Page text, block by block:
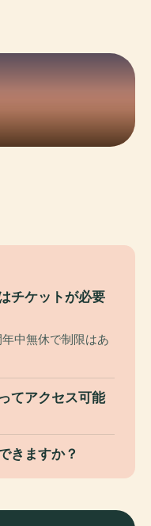
チケットが必要
中無休で制限はあ
てアクセス可能
きますか？